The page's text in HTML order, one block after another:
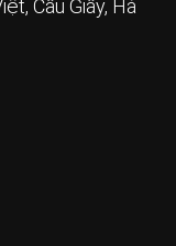
Cầu Giấy, Hà